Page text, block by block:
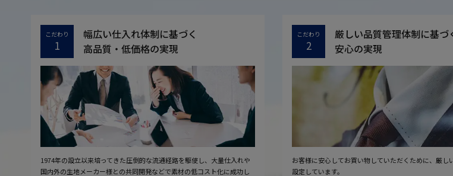
こだわり
1
幅広い仕入れ体制に基づく
高品質・低価格の実現
1974年の設立以来培ってきた圧倒的な流通経路を駆使し、大量仕入れや
国内外の生地メーカー様との共同開発などで素材の低コスト化に成功し
こだわり
2
厳しい品質管理体制に基づ
安心の実現
お客様に安心してお買い物していただくために、厳し
設定しています。